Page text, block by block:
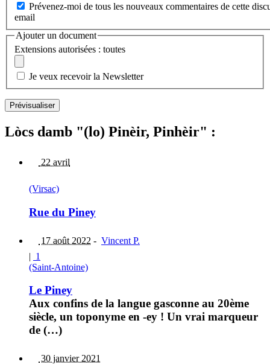
Prévenez-moi de tous les nouveaux commentaires de cette
email
Ajouter un document
Extensions autorisées : toutes
Je veux recevoir la Newsletter
Lòcs damb "(lo) Pinèir, Pinhèir" :
22 avril
(Virsac)
Rue du Piney
17 août 2022 - Vincent P.
| 1
(Saint-Antoine)
Le Piney
Aux confins de la langue gasconne au 20ème
siècle, un toponyme en -ey ! Un vrai marqueur
de (…)
30 janvier 2021